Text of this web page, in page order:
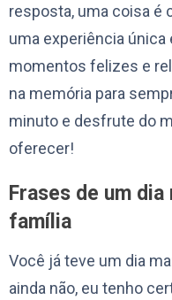
resposta, uma coisa é
uma experiência única
momentos felizes e
na memória para
minuto e desfrute do
oferecer!
Frases de um
família
Você já teve um dia
ainda não, eu tenho